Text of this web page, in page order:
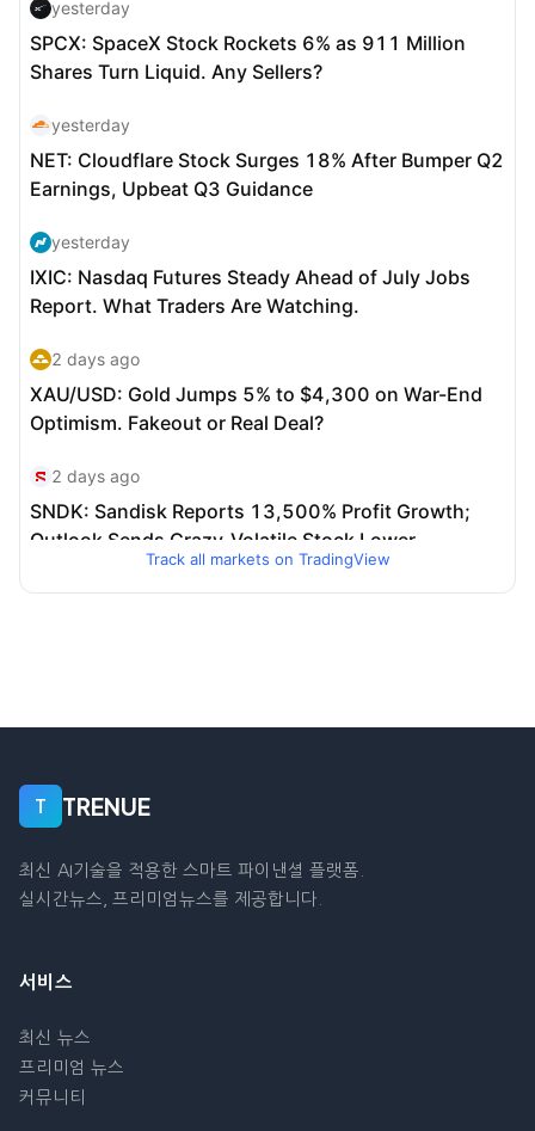
Track all markets on TradingView
T TRENUE
최신 AI기술을 적용한 스마트 파이낸셜 플랫폼.
실시간뉴스, 프리미엄뉴스를 제공합니다.
서비스
최신 뉴스
프리미엄 뉴스
커뮤니티